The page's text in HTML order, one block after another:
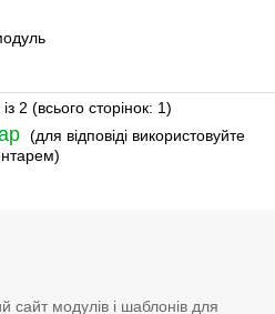
2 (всього сторінок: 1)
(для відповіді використовуйте
модулів і шаблонів для